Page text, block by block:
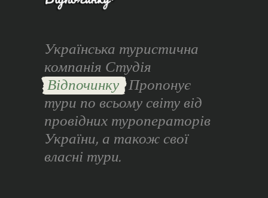
Українська туристична
компанія Студія
Відпочинку Пропонує
тури по всьому світу від
провідних туроператорів
України, а також свої
власні тури.